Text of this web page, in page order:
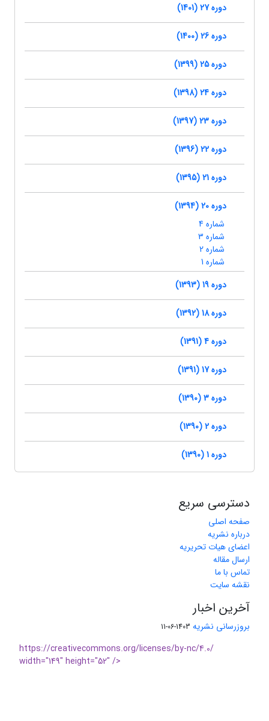
دوره 27 (1401)
دوره 26 (1400)
دوره 25 (1399)
دوره 24 (1398)
دوره 23 (1397)
دوره 22 (1396)
دوره 21 (1395)
دوره 20 (1394)
شماره 4
شماره 3
شماره 2
شماره 1
دوره 19 (1393)
دوره 18 (1392)
دوره 4 (1391)
دوره 17 (1391)
دوره 3 (1390)
دوره 2 (1390)
دوره 1 (1390)
دسترسی سریع
صفحه اصلی
درباره نشریه
اعضای هیات تحریریه
ارسال مقاله
تماس با ما
نقشه سایت
آخرین اخبار
بروزرسانی نشریه 1403-06-11
https://creativecommons.org/licenses/by-nc/4.0/
width="149" height="52" />